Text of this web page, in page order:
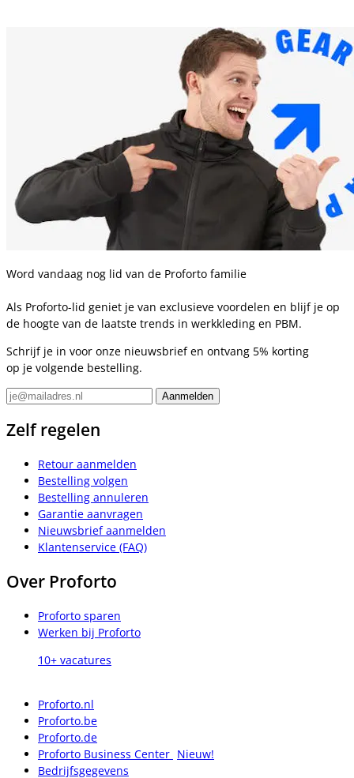
Word vandaag nog lid van de Proforto familie
Als Proforto-lid geniet je van exclusieve voordelen en blijf je op
de hoogte van de laatste trends in werkkleding en PBM.
Schrijf je in voor onze nieuwsbrief en ontvang 5% korting
op je volgende bestelling.
Zelf regelen
Retour aanmelden
Bestelling volgen
Bestelling annuleren
Garantie aanvragen
Nieuwsbrief aanmelden
Klantenservice (FAQ)
Over Proforto
Proforto sparen
Werken bij Proforto
10+ vacatures
Proforto.nl
Proforto.be
Proforto.de
Proforto Business Center Nieuw!
Bedrijfsgegevens